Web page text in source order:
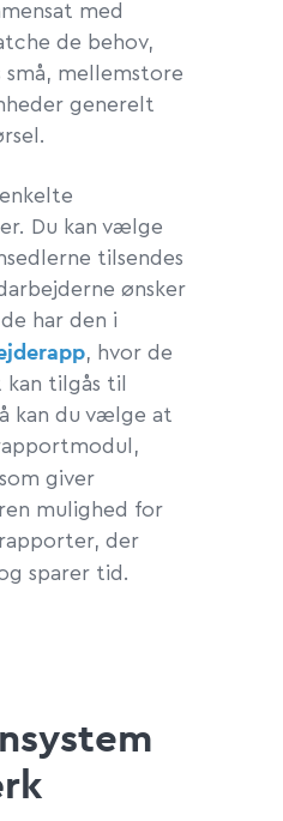
med
de behov,
små, mellemstore
generelt
Du kan vælge
tilsendes
ønsker
har den i
, hvor de
tilgås til
kan du vælge at
giver
mulighed for
der
sparer tid.